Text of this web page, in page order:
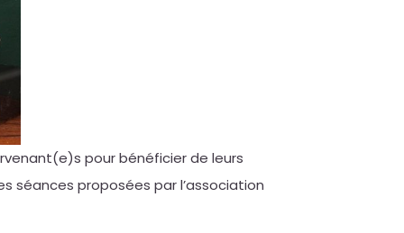
pour bénéficier de leurs
séances proposées par l’association